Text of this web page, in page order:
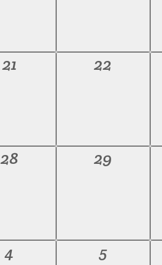
0
21
0
22
0
28
0
29
0
4
0
5